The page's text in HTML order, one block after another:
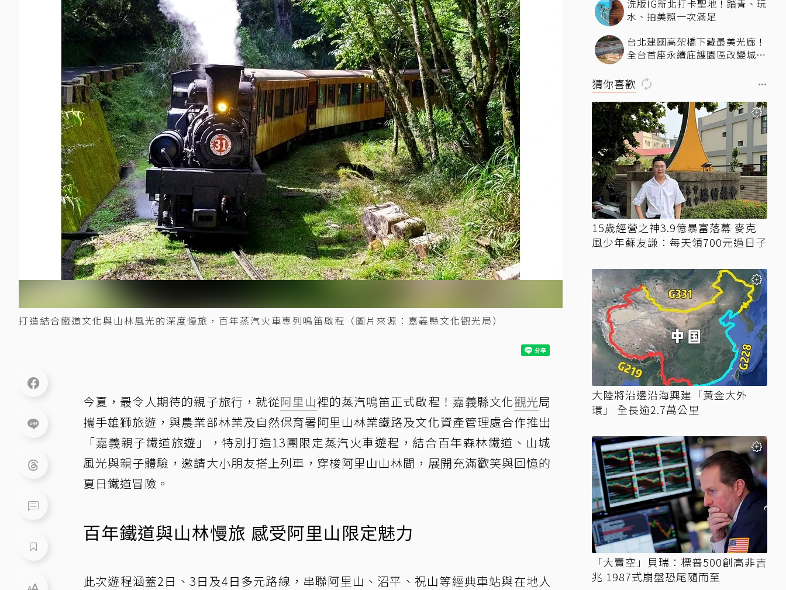
打造結合鐵道文化與山林風光的深度慢旅，百年蒸汽火車專列鳴笛啟程（圖片來源：嘉義縣文化觀光局）
今夏，最令人期待的親子旅行，就從阿里山裡的蒸汽鳴笛正式啟程！嘉義縣文化觀光局
攜手雄獅旅遊，與農業部林業及自然保育署阿里山林業鐵路及文化資產管理處合作推出
「嘉義親子鐵道旅遊」，特別打造13團限定蒸汽火車遊程，結合百年森林鐵道、山城
風光與親子體驗，邀請大小朋友搭上列車，穿梭阿里山山林間，展開充滿歡笑與回憶的
夏日鐵道冒險。
百年鐵道與山林慢旅 感受阿里山限定魅力
此次遊程涵蓋2日、3日及4日多元路線，串聯阿里山、沼平、祝山等經典車站與在地人
洗版IG新北打卡聖地！踏青、玩
水、拍美照一次滿足
台北建國高架橋下藏最美光廊！
全台首座永續庇護園區改變城市
猜你喜歡
15歲經營之神3.9億暴富落幕 麥克
風少年蘇友謙：每天領700元過日子
大陸將沿邊沿海興建「黃金大外
環」 全長逾2.7萬公里
「大賣空」貝瑞：標普500創高非吉
兆 1987式崩盤恐尾隨而至